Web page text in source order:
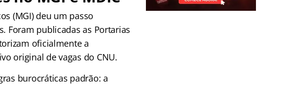
(MGI) deu um passo
Foram publicadas as Portarias
oficialmente a
original de vagas do CNU.
burocráticas padrão: a